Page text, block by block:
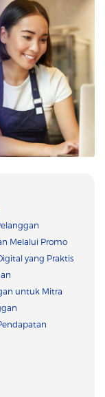
Melalui Promo
yang Praktis
untuk Mitra